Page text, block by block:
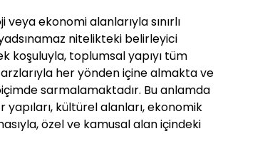
ekonomi alanlarıyla sınırlı
nitelikteki belirleyici
koşuluyla, toplumsal yapıyı tüm
her yönden içine almakta ve
sarmalamaktadır. Bu anlamda
yapıları, kültürel alanları, ekonomik
özel ve kamusal alan içindeki